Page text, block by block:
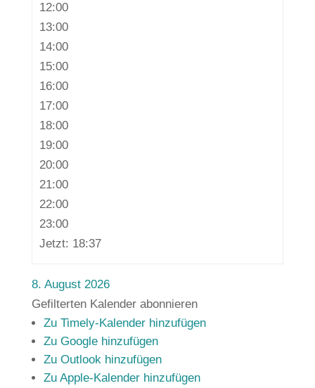
12:00
13:00
14:00
15:00
16:00
17:00
18:00
19:00
20:00
21:00
22:00
23:00
Jetzt: 18:37
8. August 2026
Gefilterten Kalender abonnieren
Zu Timely-Kalender hinzufügen
Zu Google hinzufügen
Zu Outlook hinzufügen
Zu Apple-Kalender hinzufügen